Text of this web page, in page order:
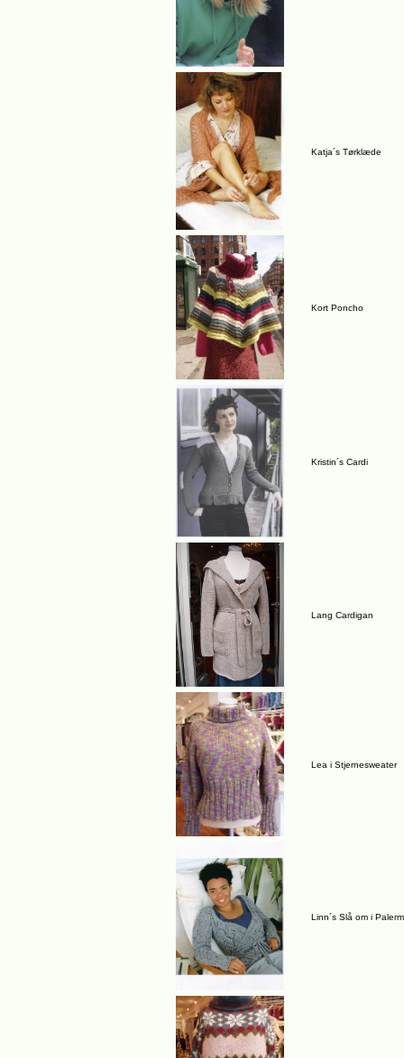
Katja´s Tørklæde
Kort Poncho
Kristin´s Cardi
Lang Cardigan
Lea i Stjernesweater
Linn´s Slå om i